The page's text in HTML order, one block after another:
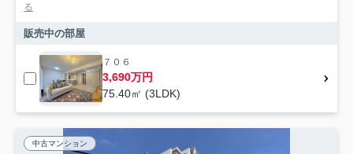
る
販売中の部屋
７０６
3,690万円
75.40㎡ (3LDK)
中古マンション